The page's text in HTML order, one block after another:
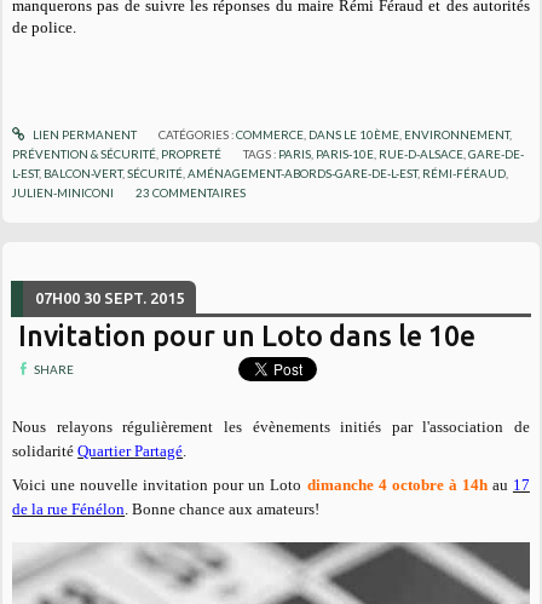
manquerons pas de suivre les réponses du maire Rémi Féraud et des autorités
de police.
LIEN PERMANENT CATÉGORIES :COMMERCE, DANS LE 10ÈME, ENVIRONNEMENT,
PRÉVENTION & SÉCURITÉ PROPRETÉ TAGS : PARIS PARIS-10E RUE-D-ALSACE ,GARE-DE-
L-EST, BALCON-VERT,SÉCURITÉ ,AMÉNAGEMENT-ABORDS-GARE-DE-L-EST, RÉMI-FÉRAUD
JULIEN-MINICONI
23 COMMENTAIRES
07H00 30 SEPT. 2015
Invitation pour un Loto dans le 10e
SHARE
Nous relayons régulièrement les évènements initiés par l'association de
solidaritéQuartier Partagé
Voici une nouvelle invitation pour un Loto dimanche 4 octobre à 14hau 17
de la rue Fénélon . Bonne chance aux amateurs!